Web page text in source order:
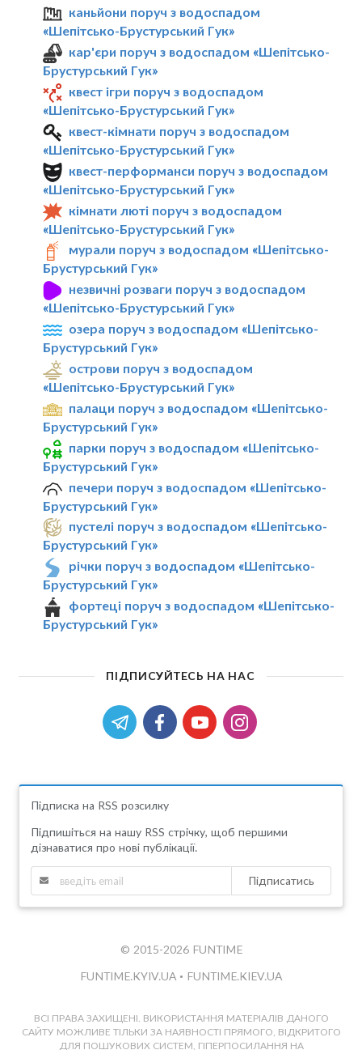
каньйони поруч з водоспадом
«Шепітсько-Брустурський Гук»
кар'єри поруч з водоспадом «Шепітсько-
Брустурський Гук»
квест ігри поруч з водоспадом
«Шепітсько-Брустурський Гук»
квест-кімнати поруч з водоспадом
«Шепітсько-Брустурський Гук»
квест-перформанси поруч з водоспадом
«Шепітсько-Брустурський Гук»
кімнати люті поруч з водоспадом
«Шепітсько-Брустурський Гук»
мурали поруч з водоспадом «Шепітсько-
Брустурський Гук»
незвичні розваги поруч з водоспадом
«Шепітсько-Брустурський Гук»
озера поруч з водоспадом «Шепітсько-
Брустурський Гук»
острови поруч з водоспадом
«Шепітсько-Брустурський Гук»
палаци поруч з водоспадом «Шепітсько-
Брустурський Гук»
парки поруч з водоспадом «Шепітсько-
Брустурський Гук»
печери поруч з водоспадом «Шепітсько-
Брустурський Гук»
пустелі поруч з водоспадом «Шепітсько-
Брустурський Гук»
річки поруч з водоспадом «Шепітсько-
Брустурський Гук»
фортеці поруч з водоспадом «Шепітсько-
Брустурський Гук»
ПІДПИСУЙТЕСЬ НА НАС
Підписка на RSS розсилку
Підпишіться на нашу RSS стрічку, щоб першими
дізнаватися про нові публікації.
Підписатись
© 2015-2026 FUNTIME
FUNTIME.KYIV.UA • FUNTIME.KIEV.UA
ВСІ ПРАВА ЗАХИЩЕНІ. ВИКОРИСТАННЯ МАТЕРІАЛІВ ДАНОГО
САЙТУ МОЖЛИВЕ ТІЛЬКИ ЗА НАЯВНОСТІ ПРЯМОГО, ВІДКРИТОГО
ДЛЯ ПОШУКОВИХ СИСТЕМ, ГІПЕРПОСИЛАННЯ НА